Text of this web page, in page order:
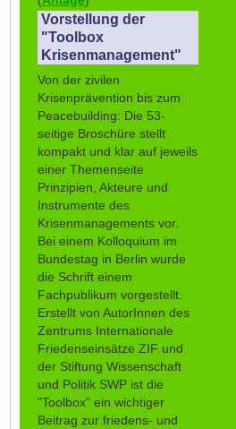
Vorstellung der
"Toolbox
Krisenmanagement"
Von der zivilen
Krisenprävention bis zum
Peacebuilding: Die 53-
seitige Broschüre stellt
kompakt und klar auf jeweils
einer Themenseite
Prinzipien, Akteure und
Instrumente des
Krisenmanagements vor.
Bei einem Kolloquium im
Bundestag in Berlin wurde
die Schrift einem
Fachpublikum vorgestellt.
Erstellt von AutorInnen des
Zentrums Internationale
Friedenseinsätze ZIF und
der Stiftung Wissenschaft
und Politik SWP ist die
"Toolbox" ein wichtiger
Beitrag zur friedens- und